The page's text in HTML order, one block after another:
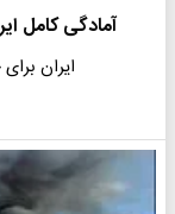
آمادگی کامل
ایران